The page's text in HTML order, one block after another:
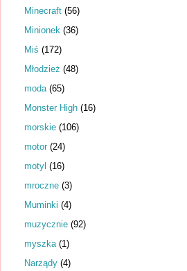
Minecraft (56)
Minionek (36)
Miś (172)
Młodzież (48)
moda (65)
Monster High (16)
morskie (106)
motor (24)
motyl (16)
mroczne (3)
Muminki (4)
muzycznie (92)
myszka (1)
Narządy (4)